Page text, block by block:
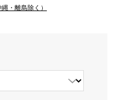
・離島除く）